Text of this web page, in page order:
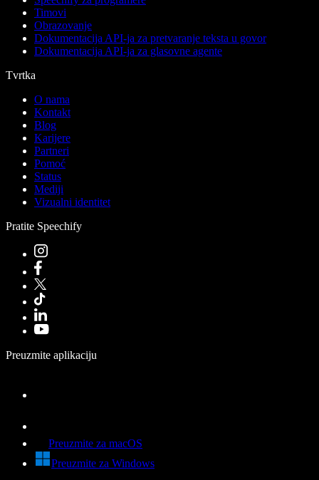
Timovi
Obrazovanje
Dokumentacija API-ja za pretvaranje teksta u govor
Dokumentacija API-ja za glasovne agente
Tvrtka
O nama
Kontakt
Blog
Karijere
Partneri
Pomoć
Status
Mediji
Vizualni identitet
Pratite Speechify
Preuzmite aplikaciju
Preuzmite za macOS
Preuzmite za Windows